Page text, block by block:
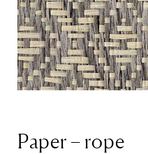
Paper – rope